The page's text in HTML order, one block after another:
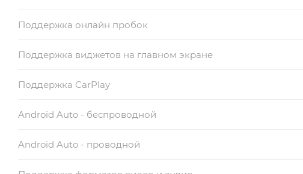
Поддержка онлайн пробок
Поддержка виджетов на главном экране
Поддержка CarPlay
Android Auto - беспроводной
Android Auto - проводной